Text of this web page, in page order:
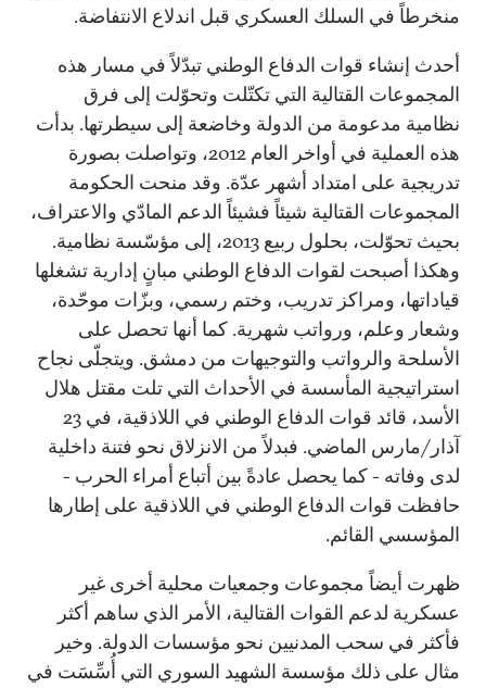
منخرطاً في السلك العسكري قبل اندلاع الانتفاضة.
أحدث إنشاء قوات الدفاع الوطني تبدّلاً في مسار هذه
المجموعات القتالية التي تكتّلت وتحوّلت إلى فرق
نظامية مدعومة من الدولة وخاضعة إلى سيطرتها. بدأت
هذه العملية في أواخر العام 2012، وتواصلت بصورة
تدريجية على امتداد أشهر عدّة. وقد منحت الحكومة
المجموعات القتالية شيئاً فشيئاً الدعم المادّي والاعتراف،
بحيث تحوّلت، بحلول ربيع 2013، إلى مؤسّسة نظامية.
وهكذا أصبحت لقوات الدفاع الوطني مبانٍ إدارية تشغلها
قياداتها، ومراكز تدريب، وختم رسمي، وبزّات موحّدة،
وشعار وعلم، ورواتب شهرية. كما أنها تحصل على
الأسلحة والرواتب والتوجيهات من دمشق. ويتجلّى نجاح
استراتيجية المأسسة في الأحداث التي تلت مقتل هلال
الأسد، قائد قوات الدفاع الوطني في اللاذقية، في 23
آذار/مارس الماضي. فبدلاً من الانزلاق نحو فتنة داخلية
لدى وفاته - كما يحصل عادةً بين أتباع أمراء الحرب -
حافظت قوات الدفاع الوطني في اللاذقية على إطارها
المؤسسي القائم.
ظهرت أيضاً مجموعات وجمعيات محلية أخرى غير
عسكرية لدعم القوات القتالية، الأمر الذي ساهم أكثر
فأكثر في سحب المدنيين نحو مؤسسات الدولة. وخير
مثال على ذلك مؤسسة الشهيد السوري التي أُسِّسَت في